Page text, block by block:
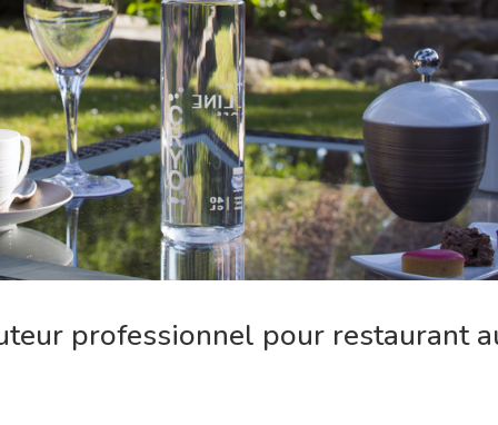
professionnel pour restaurant